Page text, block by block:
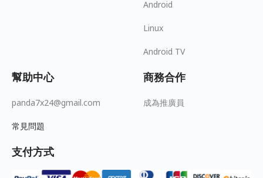
Android
Linux
Android TV
幫助中心
panda7x24@gmail.com
常見問題
商務合作
成為推廣員
支付方式